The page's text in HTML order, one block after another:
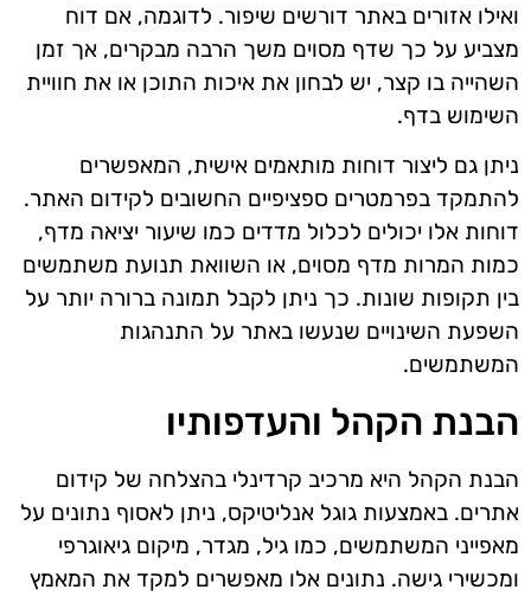
ואילו אזורים באתר דורשים שיפור. לדוגמה, אם דוח
מצביע על כך שדף מסוים משך הרבה מבקרים, אך זמן
השהייה בו קצר, יש לבחון את איכות התוכן או את חוויית
השימוש בדף.
ניתן גם ליצור דוחות מותאמים אישית, המאפשרים
להתמקד בפרמטרים ספציפיים החשובים לקידום האתר.
דוחות אלו יכולים לכלול מדדים כמו שיעור יציאה מדף,
כמות המרות מדף מסוים, או השוואת תנועת משתמשים
בין תקופות שונות. כך ניתן לקבל תמונה ברורה יותר על
השפעת השינויים שנעשו באתר על התנהגות
המשתמשים.
הבנת הקהל והעדפותיו
הבנת הקהל היא מרכיב קרדינלי בהצלחה של קידום
אתרים. באמצעות גוגל אנליטיקס, ניתן לאסוף נתונים על
מאפייני המשתמשים, כמו גיל, מגדר, מיקום גיאוגרפי
ומכשירי גישה. נתונים אלו מאפשרים למקד את המאמץ